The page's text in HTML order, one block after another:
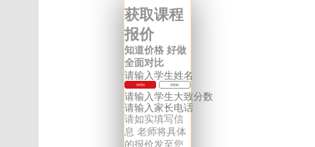
获取课程
报价
知道价格 好做
全面对比
物理组 历史组
请如实填写信
息 老师将具体
的报价发至您